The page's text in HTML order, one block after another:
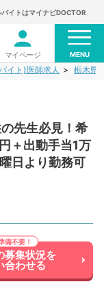
イトはマイナビDOCTOR
マイページ MENU
イト)医師求人 栃木県
先生必見！希
＋出動手当1万
日より勤務可
募集状況を
合わせる